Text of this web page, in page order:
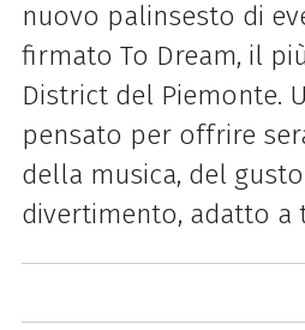
nuovo palinsesto di
firmato To Dream, il
District del Piemonte.
pensato per offrire
della musica, del
divertimento, adatto a